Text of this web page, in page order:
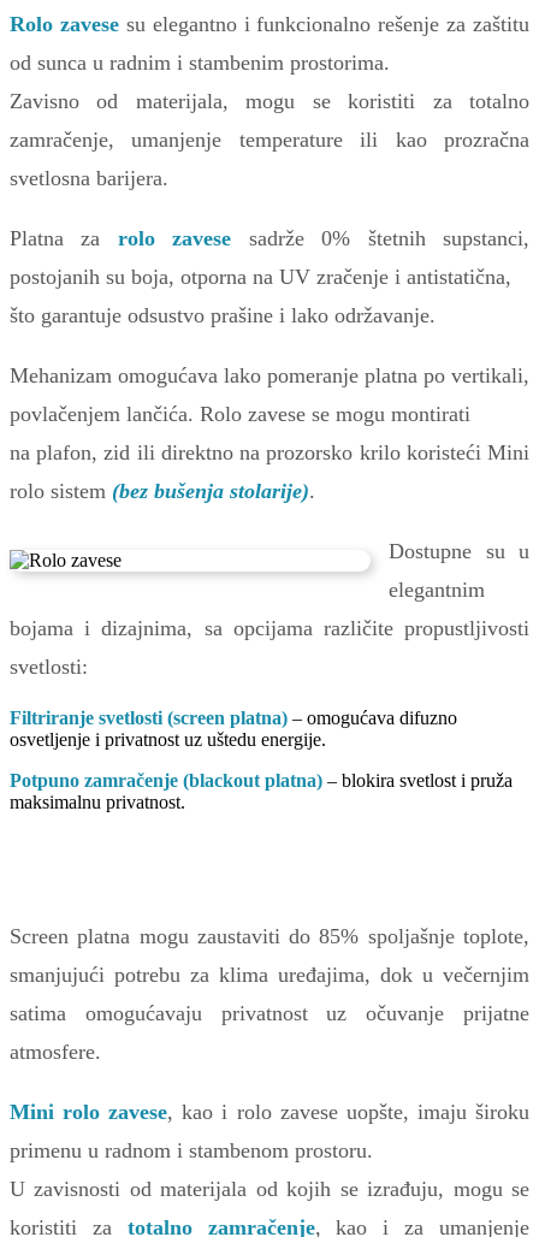
Rolo zavesesu elegantno i funkcionalno rešenje za zaštitu
od sunca u radnim i stambenim prostorima.
Zavisno od materijala, mogu se koristiti za totalno
zamračenje, umanjenje temperature ili kao prozračna
svetlosna barijera.
Platna za rolo zavese sadrže 0% štetnih supstanci,
postojanih su boja, otporna na UV zračenje i antistatična,
što garantuje odsustvo prašine i lako održavanje.
Mehanizam omogućava lako pomeranje platna po vertikali,
povlačenjem lančića. Rolo zavese se mogu montirati
na plafon, zid ili direktno na prozorsko krilo koristeći Mini
rolo sistem (bez bušenja stolarije).
Dostupne su u
elegantnim
bojama i dizajnima, sa opcijama različite propustljivosti
svetlosti:
Filtriranje svetlosti (screen platna) – omogućava difuzno
osvetljenje i privatnost uz uštedu energije.
Potpuno zamračenje (blackout platna) – blokira svetlost i pruža
maksimalnu privatnost.
Screen platna mogu zaustaviti do 85% spoljašnje toplote,
smanjujući potrebu za klima uređajima, dok u večernjim
satima omogućavaju privatnost uz očuvanje prijatne
atmosfere.
Mini rolo zavese, kao i rolo zavese uopšte, imaju široku
primenu u radnom i stambenom prostoru.
U zavisnosti od materijala od kojih se izrađuju, mogu se
koristiti za totalno zamračenje, kao i za umanjenje